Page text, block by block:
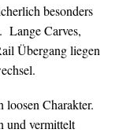
besonders
Carves,
Übergang liegen
loosen Charakter.
und vermittelt